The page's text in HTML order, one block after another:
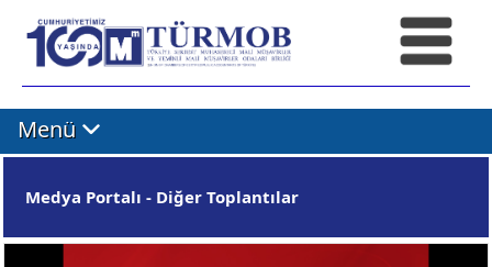
Menü
Medya Portalı - Diğer Toplantılar